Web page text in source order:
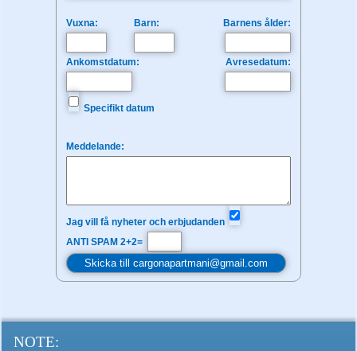
Vuxna: Barn: Barnens ålder:
Ankomstdatum: Avresedatum:
Specifikt datum
Meddelande:
Jag vill få nyheter och erbjudanden
ANTI SPAM 2+2=
NOTE: